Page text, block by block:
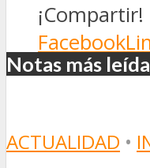
¡Compartir!
Facebook
Notas más
ACTUALIDAD •